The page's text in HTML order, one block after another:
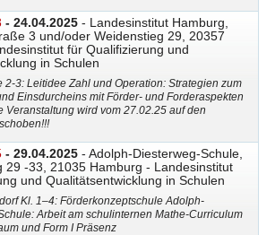
- 24.04.2025 - Landesinstitut Hamburg,
3 und/oder Weidenstieg 29, 20357
für Qualifizierung und
in Schulen
2-3: Leitidee Zahl und Operation: Strategien zum
Einsdurcheins mit Förder- und Forderaspekten
Veranstaltung wird vom 27.02.25 auf den
- 29.04.2025 - Adolph-Diesterweg-Schule,
29 -33, 21035 Hamburg - Landesinstitut
und Qualitätsentwicklung in Schulen
Kl. 1–4: Förderkonzeptschule Adolph-
Arbeit am schulinternen Mathe-Curriculum
und Form I Präsenz